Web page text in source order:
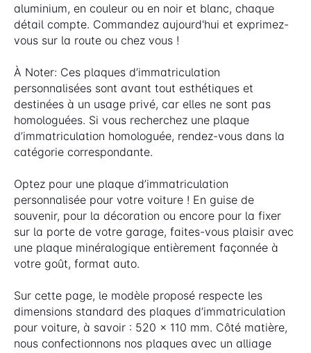
aluminium, en couleur ou en noir et blanc, chaque
détail compte. Commandez aujourd'hui et exprimez-
vous sur la route ou chez vous !
À Noter: Ces plaques d’immatriculation
personnalisées sont avant tout esthétiques et
destinées à un usage privé, car elles ne sont pas
homologuées. Si vous recherchez une plaque
d’immatriculation homologuée, rendez-vous dans la
catégorie correspondante.
Optez pour une plaque d’immatriculation
personnalisée pour votre voiture ! En guise de
souvenir, pour la décoration ou encore pour la fixer
sur la porte de votre garage, faites-vous plaisir avec
une plaque minéralogique entièrement façonnée à
votre goût, format auto.
Sur cette page, le modèle proposé respecte les
dimensions standard des plaques d’immatriculation
pour voiture, à savoir : 520 x 110 mm. Côté matière,
nous confectionnons nos plaques avec un alliage